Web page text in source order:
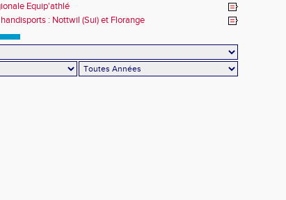
Equip'athlé
: Nottwil (Sui) et Florange